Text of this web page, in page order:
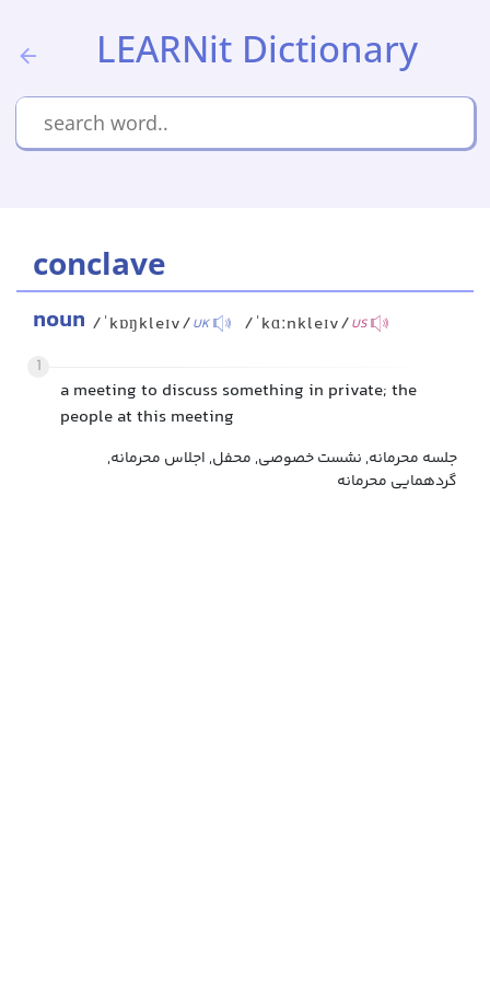
LEARNit Dictionary
conclave
noun /ˈkɒŋkleɪv/UK /ˈkɑːnkleɪv/US
1
a meeting to discuss something in private; the
people at this meeting
جلسه محرمانه, نشست خصوصی, محفل, اجلاس محرمانه,
گردهمایی محرمانه